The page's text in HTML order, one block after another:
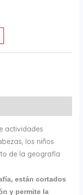
actividades
los niños
de la geografía
están cortados
y permite la